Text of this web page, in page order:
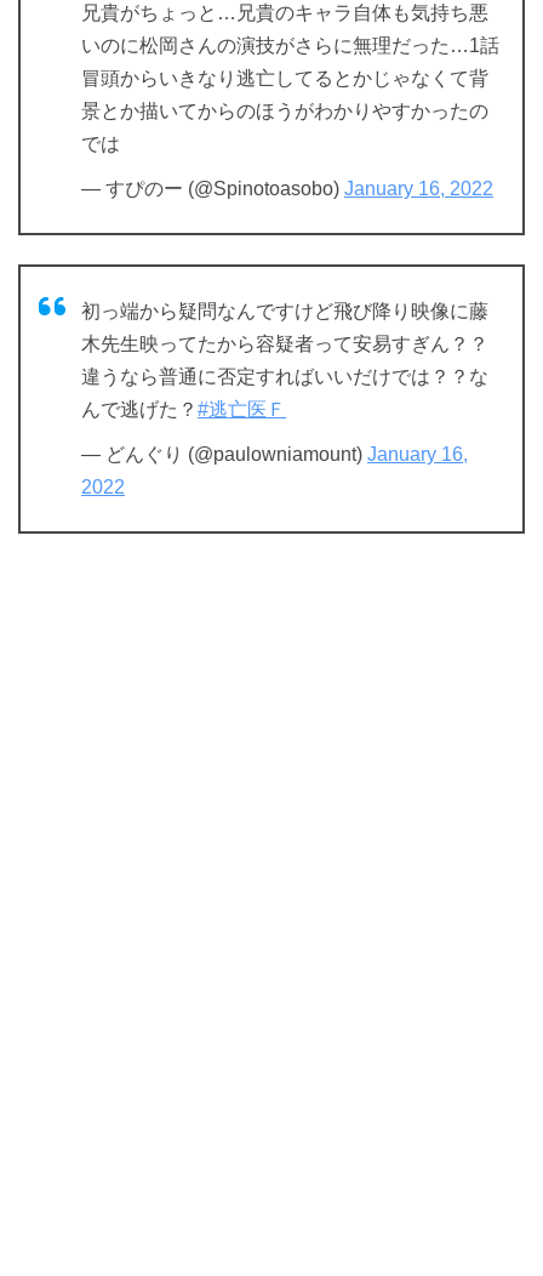
兄貴がちょっと…兄貴のキャラ自体も気持ち悪
いのに松岡さんの演技がさらに無理だった…1話
冒頭からいきなり逃亡してるとかじゃなくて背
景とか描いてからのほうがわかりやすかったの
では
— すぴのー (@Spinotoasobo) January 16, 2022
初っ端から疑問なんですけど飛び降り映像に藤
木先生映ってたから容疑者って安易すぎん？？
違うなら普通に否定すればいいだけでは？？な
んで逃げた？ #逃亡医Ｆ
— どんぐり (@paulowniamount) January 16,
2022